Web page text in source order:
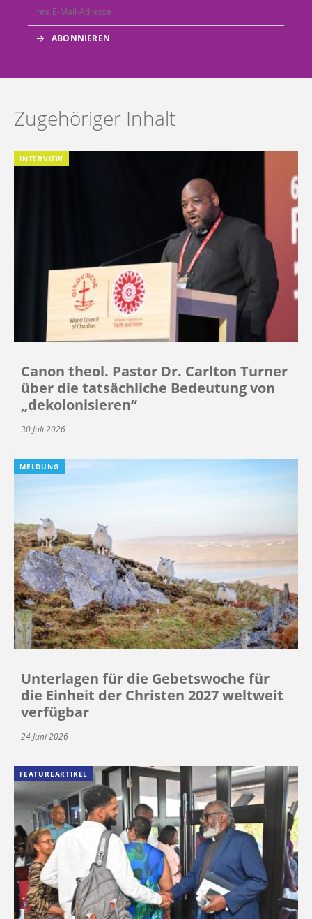
Zugehöriger Inhalt
INTERVIEW
Canon theol. Pastor Dr. Carlton Turner
über die tatsächliche Bedeutung von
„dekolonisieren“
30 Juli 2026
MELDUNG
Unterlagen für die Gebetswoche für
die Einheit der Christen 2027 weltweit
verfügbar
24 Juni 2026
FEATUREARTIKEL